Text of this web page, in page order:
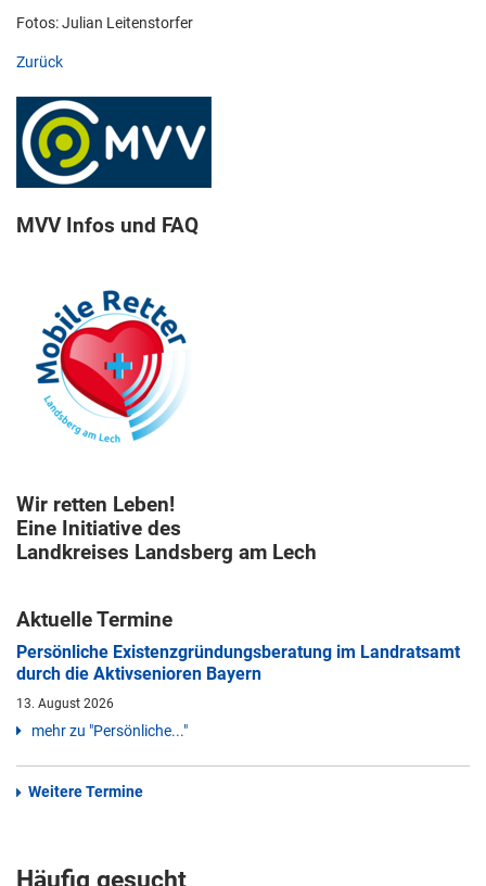
Fotos: Julian Leitenstorfer
Zurück
MVV Infos und FAQ
Wir retten Leben!
Eine Initiative des
Landkreises Landsberg am Lech
Aktuelle Termine
Persönliche Existenzgründungsberatung im Landratsamt
durch die Aktivsenioren Bayern
13. August 2026
mehr zu "Persönliche..."
Weitere Termine